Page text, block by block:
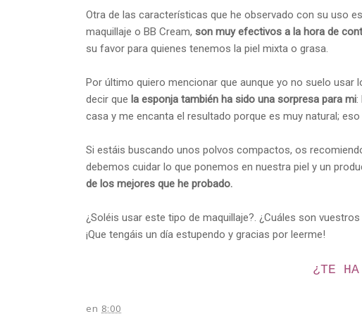
Otra de las características que he observado con su uso
maquillaje o BB Cream, son muy efectivos a la hora de
su favor para quienes tenemos la piel mixta o grasa.
Por último quiero mencionar que aunque yo no suelo
decir que la esponja también ha sido una sorpresa para mi:
casa y me encanta el resultado porque es muy natural;
Si estáis buscando unos polvos compactos, os
debemos cuidar lo que ponemos en nuestra piel y un
de los mejores que he probado.
¿Soléis usar este tipo de maquillaje?. ¿Cuáles son
¡Que tengáis un día estupendo y gracias por leerme!
¿TE HA
en 8:00